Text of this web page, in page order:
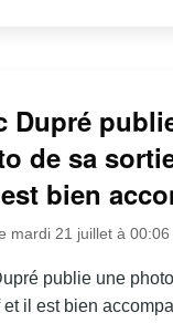
Dupré
de sa
bien
mardi 21 juillet à 00:06
publie une
et il est bien